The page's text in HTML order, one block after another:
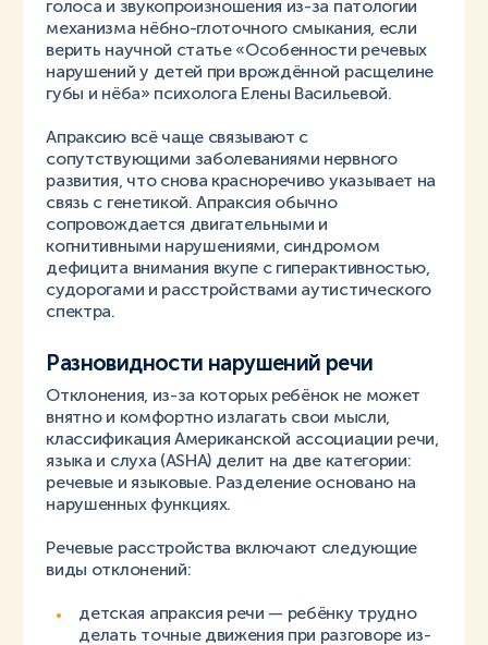
голоса и звукопроизношения из-за патологии
механизма нёбно-глоточного смыкания, если
верить научной статье «Особенности речевых
нарушений у детей при врождённой расщелине
губы и нёба» психолога Елены Васильевой.
Апраксию всё чаще связывают с
сопутствующими заболеваниями нервного
развития, что снова красноречиво указывает на
связь с генетикой. Апраксия обычно
сопровождается двигательными и
когнитивными нарушениями, синдромом
дефицита внимания вкупе с гиперактивностью,
судорогами и расстройствами аутистического
спектра.
Разновидности нарушений речи
Отклонения, из-за которых ребёнок не может
внятно и комфортно излагать свои мысли,
классификация Американской ассоциации речи,
языка и слуха (ASHA) делит на две категории:
речевые и языковые. Разделение основано на
нарушенных функциях.
Речевые расстройства включают следующие
виды отклонений:
детская апраксия речи — ребёнку трудно
делать точные движения при разговоре из-